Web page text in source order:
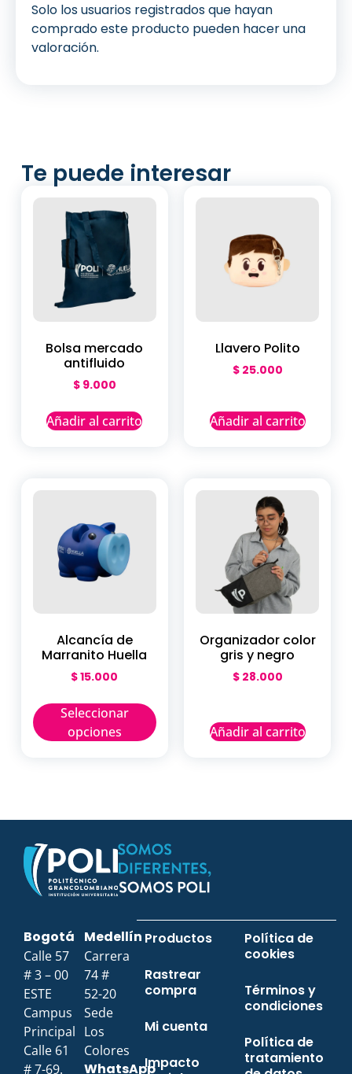
Solo los usuarios registrados que hayan
comprado este producto pueden hacer una
valoración.
Te puede interesar
Bolsa mercado
antifluido
$9.000
Añadir al carrito
Llavero Polito
$25.000
Añadir al carrito
Alcancía de
Marranito Huella
$15.000
Seleccionar
opciones
Organizador color
gris y negro
$28.000
Añadir al carrito
Bogotá
Calle 57
# 3 – 00
ESTE
Campus
Principal
Calle 61
# 7-69.
Medellín
Carrera
74 #
52-20
Sede
Los
Colores
WhatsApp
Productos
Rastrear
compra
Mi cuenta
Impacto
Política de
cookies
Términos y
condiciones
Política de
tratamiento